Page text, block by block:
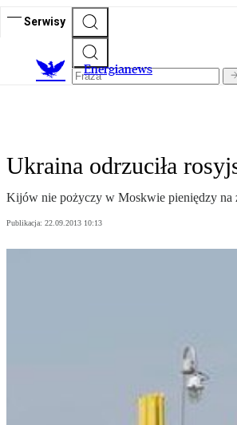
Serwisy
Energianews
Ukraina odrzuciła
Kijów nie pożyczy w Moskwie pieniędzy na
Publikacja: 22.09.2013 10:13